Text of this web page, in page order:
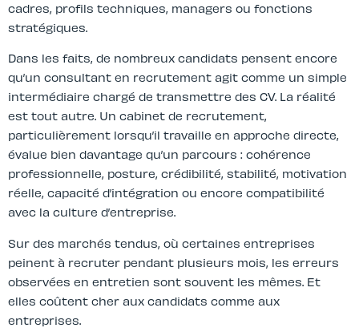
cadres, profils techniques, managers ou fonctions
stratégiques.
Dans les faits, de nombreux candidats pensent encore
qu’un consultant en recrutement agit comme un simple
intermédiaire chargé de transmettre des CV. La réalité
est tout autre. Un cabinet de recrutement,
particulièrement lorsqu’il travaille en approche directe,
évalue bien davantage qu’un parcours : cohérence
professionnelle, posture, crédibilité, stabilité, motivation
réelle, capacité d’intégration ou encore compatibilité
avec la culture d’entreprise.
Sur des marchés tendus, où certaines entreprises
peinent à recruter pendant plusieurs mois, les erreurs
observées en entretien sont souvent les mêmes. Et
elles coûtent cher aux candidats comme aux
entreprises.